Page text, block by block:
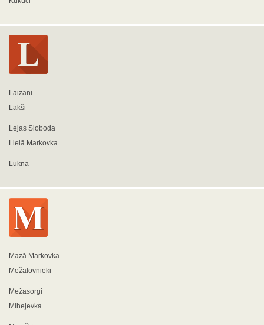
Laizāni
Lakši
Lejas Sloboda
Lielā Markovka
Lukna
Mazā Markovka
Mežalovnieki
Mežasorgi
Mihejevka